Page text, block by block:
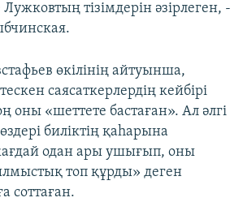
тізімдерін әзірлеген, -
өкілінің айтуынша,
саясаткерлердің кейбірі
оны «шеттете бастаған». Ал әлгі
биліктің қаһарына
одан ары ушығып, оны
топ құрды» деген
соттаған.